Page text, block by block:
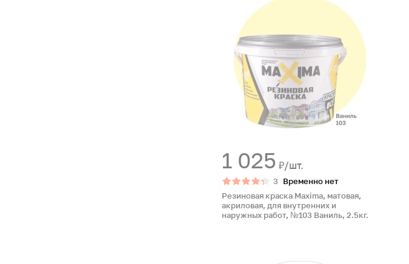
1 025 ₽/шт.
3
Временно нет
Резиновая краска Maxima, матовая,
акриловая, для внутренних и
наружных работ, №103 Ваниль, 2.5кг.